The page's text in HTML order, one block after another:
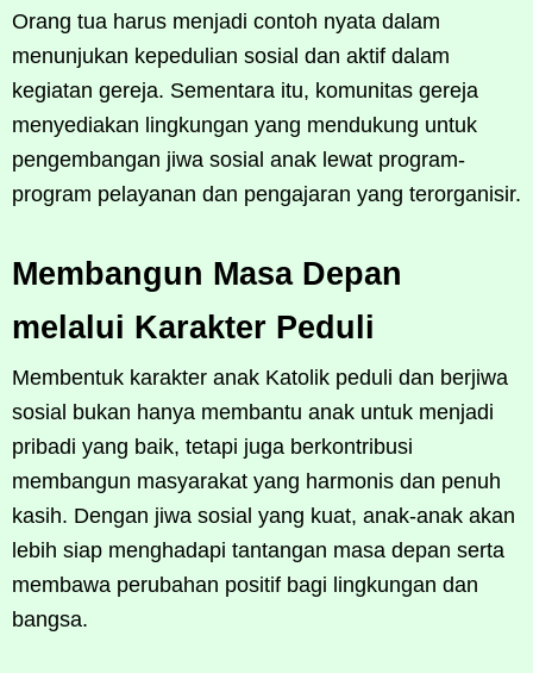
Orang tua harus menjadi contoh nyata dalam
menunjukan kepedulian sosial dan aktif dalam
kegiatan gereja. Sementara itu, komunitas gereja
menyediakan lingkungan yang mendukung untuk
pengembangan jiwa sosial anak lewat program-
program pelayanan dan pengajaran yang terorganisir.
Membangun Masa Depan
melalui Karakter Peduli
Membentuk karakter anak Katolik peduli dan berjiwa
sosial bukan hanya membantu anak untuk menjadi
pribadi yang baik, tetapi juga berkontribusi
membangun masyarakat yang harmonis dan penuh
kasih. Dengan jiwa sosial yang kuat, anak-anak akan
lebih siap menghadapi tantangan masa depan serta
membawa perubahan positif bagi lingkungan dan
bangsa.